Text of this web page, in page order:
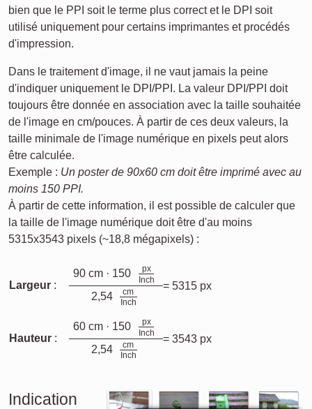
bien que le PPI soit le terme plus correct et le DPI soit
utilisé uniquement pour certains imprimantes et procédés
d'impression.
Dans le traitement d'image, il ne vaut jamais la peine
d'indiquer uniquement le DPI/PPI. La valeur DPI/PPI doit
toujours être donnée en association avec la taille souhaitée
de l'image en cm/pouces. À partir de ces deux valeurs, la
taille minimale de l'image numérique en pixels peut alors
être calculée.
Exemple : Un poster de 90x60 cm doit être imprimé avec au
moins 150 PPI.
À partir de cette information, il est possible de calculer que
la taille de l'image numérique doit être d'au moins
5315x3543 pixels (~18,8 mégapixels) :
Largeur :
90 cm · 150
px
Inch
2,54
cm
Inch
= 5315 px
Hauteur :
60 cm · 150
px
Inch
2,54
cm
Inch
= 3543 px
Indication